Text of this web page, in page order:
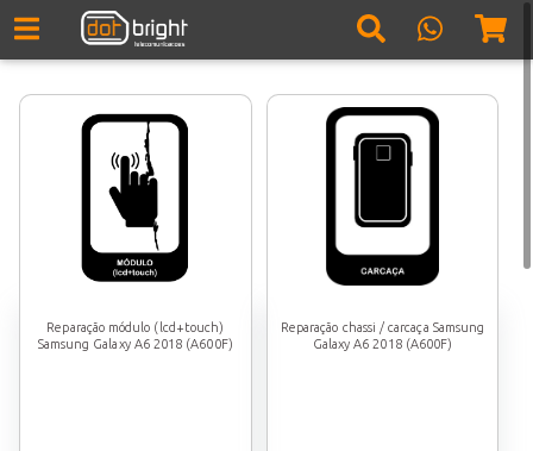
Reparação módulo (lcd+touch)
Samsung Galaxy A6 2018 (A600F)
Reparação chassi / carcaça Samsung
Galaxy A6 2018 (A600F)